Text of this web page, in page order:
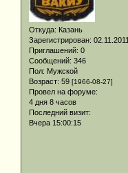
Откуда: Казань
Зарегистрирован: 02.11.2011
Приглашений: 0
Сообщений: 346
Пол: Мужской
Возраст: 59 [1966-08-27]
Провел на форуме:
4 дня 8 часов
Последний визит:
Вчера 15:00:15